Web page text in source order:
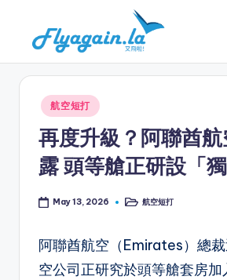
飛
Posted
in
航空短打
再度升級？阿聯酋
露 頭等艙正研設「獨
May 13, 2026
Posted航空短打
阿聯酋航空（Emirates）總
空公司正研究於頭等艙套房加